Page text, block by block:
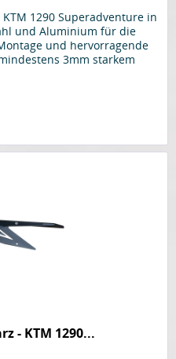
1290 Superadventure in
und Aluminium für die
und hervorragende
3mm starkem
- KTM 1290...